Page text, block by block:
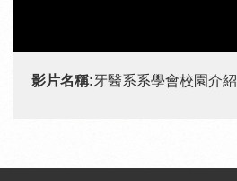
影片名稱:牙醫系系學會校園介紹